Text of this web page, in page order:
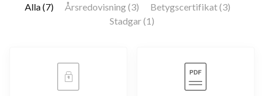
Alla (7)
Årsredovisning (3)
Betygscertifikat (3)
Stadgar (1)